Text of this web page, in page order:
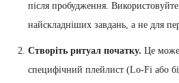
після пробудження.
найскладніших завдань, а не для
Створіть ритуал початку. Це може
специфічний плейлист (Lo-Fi або